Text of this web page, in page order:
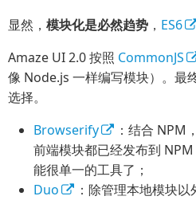
显然， 模块化是必然趋势 ， ES6
Amaze UI 2.0 按照 CommonJS
像 Node.js 一样编写模块）。最
选择。
Browserify
：结合 NPM
前端模块都已经发布到
能很单一的工具了；
Duo
：除管理本地模块